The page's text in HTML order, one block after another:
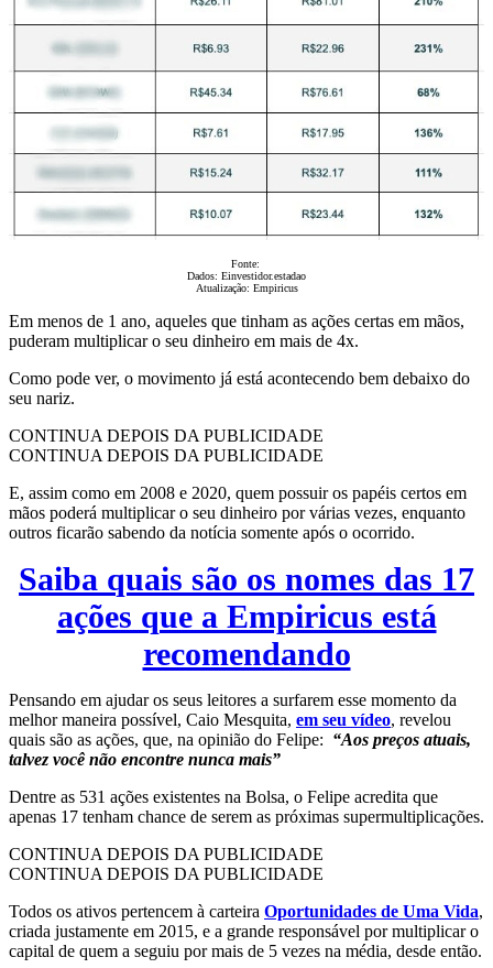
Fonte:
Dados: Einvestidor.estadao
Atualização: Empiricus
Em menos de 1 ano, aqueles que tinham as ações certas em mãos,
puderam multiplicar o seu dinheiro em mais de 4x.
Como pode ver, o movimento já está acontecendo bem debaixo do
seu nariz.
CONTINUA DEPOIS DA PUBLICIDADE
CONTINUA DEPOIS DA PUBLICIDADE
E, assim como em 2008 e 2020, quem possuir os papéis certos em
mãos poderá multiplicar o seu dinheiro por várias vezes, enquanto
outros ficarão sabendo da notícia somente após o ocorrido.
Saiba quais são os nomes das 17
ações que a Empiricus está
recomendando
Pensando em ajudar os seus leitores a surfarem esse momento da
melhor maneira possível, Caio Mesquita, em seu vídeo, revelou
quais são as ações, que, na opinião do Felipe: “Aos preços atuais,
talvez você não encontre nunca mais”
Dentre as 531 ações existentes na Bolsa, o Felipe acredita que
apenas 17 tenham chance de serem as próximas supermultiplicações.
CONTINUA DEPOIS DA PUBLICIDADE
CONTINUA DEPOIS DA PUBLICIDADE
Todos os ativos pertencem à carteira Oportunidades de Uma Vida,
criada justamente em 2015, e a grande responsável por multiplicar o
capital de quem a seguiu por mais de 5 vezes na média, desde então.